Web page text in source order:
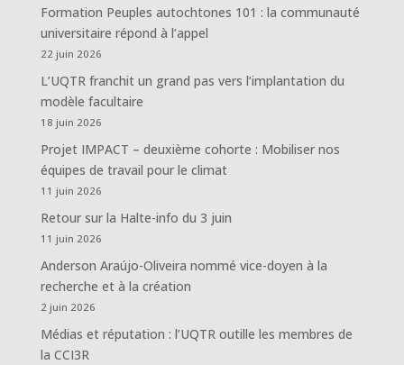
Formation Peuples autochtones 101 : la communauté
universitaire répond à l’appel
22 juin 2026
L’UQTR franchit un grand pas vers l’implantation du
modèle facultaire
18 juin 2026
Projet IMPACT – deuxième cohorte : Mobiliser nos
équipes de travail pour le climat
11 juin 2026
Retour sur la Halte-info du 3 juin
11 juin 2026
Anderson Araújo-Oliveira nommé vice-doyen à la
recherche et à la création
2 juin 2026
Médias et réputation : l’UQTR outille les membres de
la CCI3R